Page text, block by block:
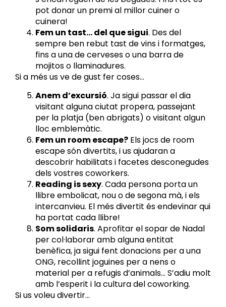
pot donar un premi al millor cuiner o
cuinera!
Fem un tast… del que sigui. Des del
sempre ben rebut tast de vins i formatges,
fins a una de cerveses o una barra de
mojitos o llaminadures.
Si a més us ve de gust fer coses…
Anem d’excursió. Ja sigui passar el dia
visitant alguna ciutat propera, passejant
per la platja (ben abrigats) o visitant algun
lloc emblemàtic.
Fem un room escape? Els jocs de room
escape són divertits, i us ajudaran a
descobrir habilitats i facetes desconegudes
dels vostres coworkers.
Reading is sexy. Cada persona porta un
llibre embolicat, nou o de segona mà, i els
intercanvieu. El més divertit és endevinar qui
ha portat cada llibre!
Som solidaris. Aprofitar el sopar de Nadal
per col·laborar amb alguna entitat
benèfica, ja sigui fent donacions per a una
ONG, recollint joguines per a nens o
material per a refugis d’animals… S’adiu molt
amb l’esperit i la cultura del coworking.
Si us voleu divertir…